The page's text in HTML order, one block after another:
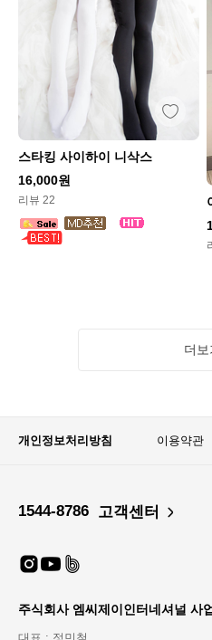
스타킹 사이하이 니삭스
16,000원
리뷰 22
더보
개인정보처리방침 이용약관
1544-8786 고객센터
주식회사 엠씨제이인터네셔널 사